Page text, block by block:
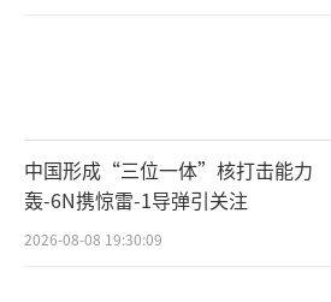
中国形成“三位一体”核打击能力
轰-6N携惊雷-1导弹引关注
2026-08-08 19:30:09